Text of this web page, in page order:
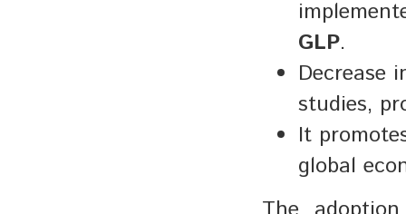
GLP.
Decrease
studies,
It
global